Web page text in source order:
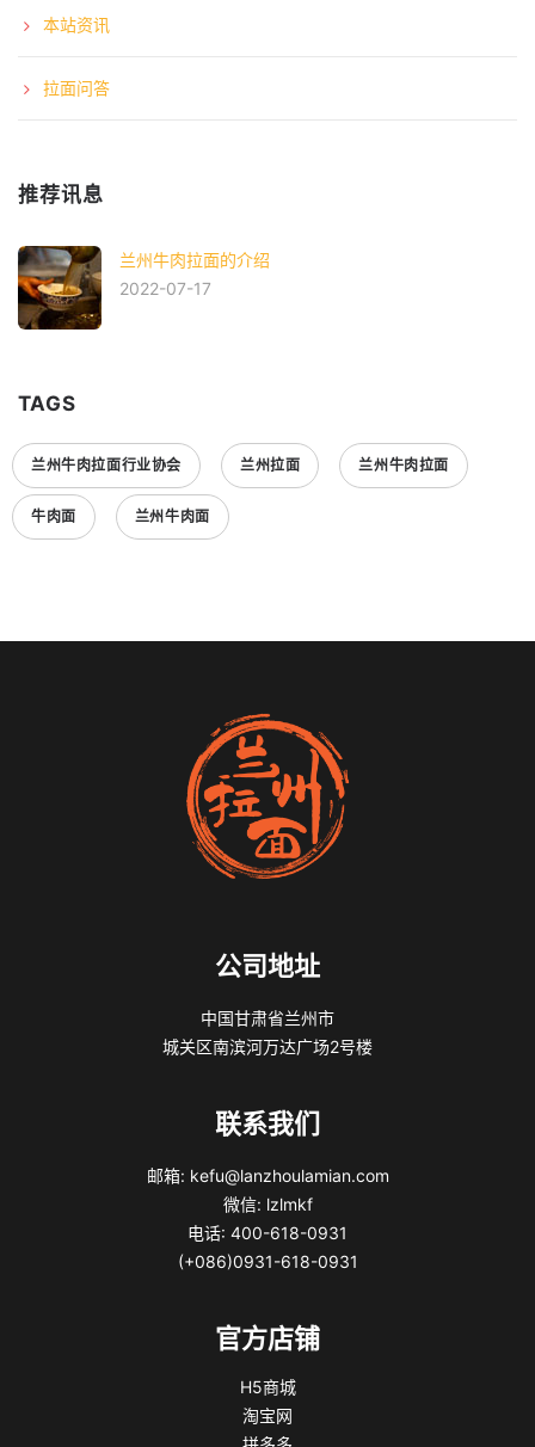
本站资讯
拉面问答
推荐讯息
兰州牛肉拉面的介绍
2022-07-17
TAGS
兰州牛肉拉面行业协会 兰州拉面 兰州牛肉拉面
牛肉面 兰州牛肉面
公司地址
中国甘肃省兰州市
城关区南滨河万达广场2号楼
联系我们
邮箱: kefu@lanzhoulamian.com
微信: lzlmkf
电话: 400-618-0931
(+086)0931-618-0931
官方店铺
H5商城
淘宝网